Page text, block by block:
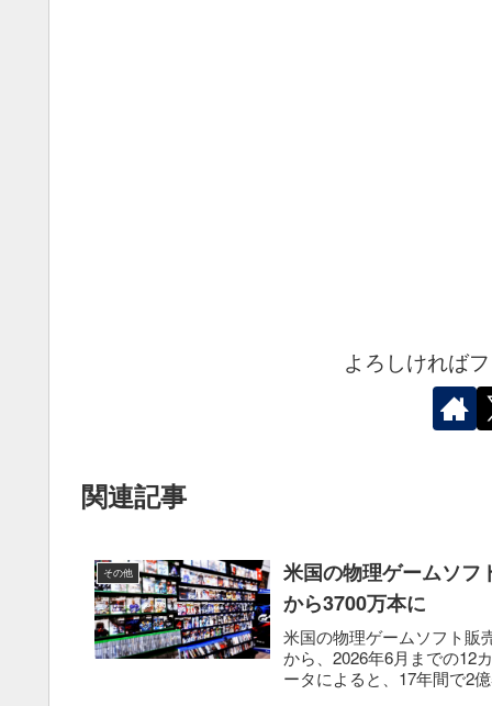
よろしければ
関連記事
その他
米国の物理ゲームソフ
から3700万本に
米国の物理ゲームソフト販
から、2026年6月までの12
ータによると、17年間で2